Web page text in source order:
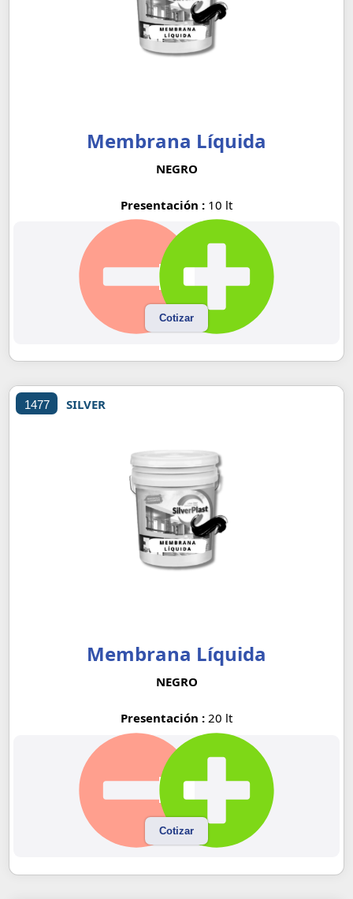
Membrana Líquida
NEGRO
Presentación : 10 lt
Cotizar
Membrana Líquida
NEGRO
Presentación : 20 lt
1477 SILVER
Cotizar